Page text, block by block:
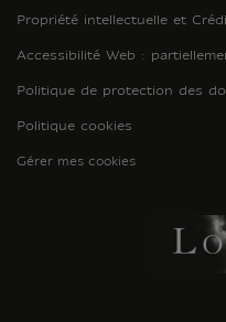
Propriété intellectuelle et
Accessibilité Web :
Politique de protection des
Politique cookies
Gérer mes cookies